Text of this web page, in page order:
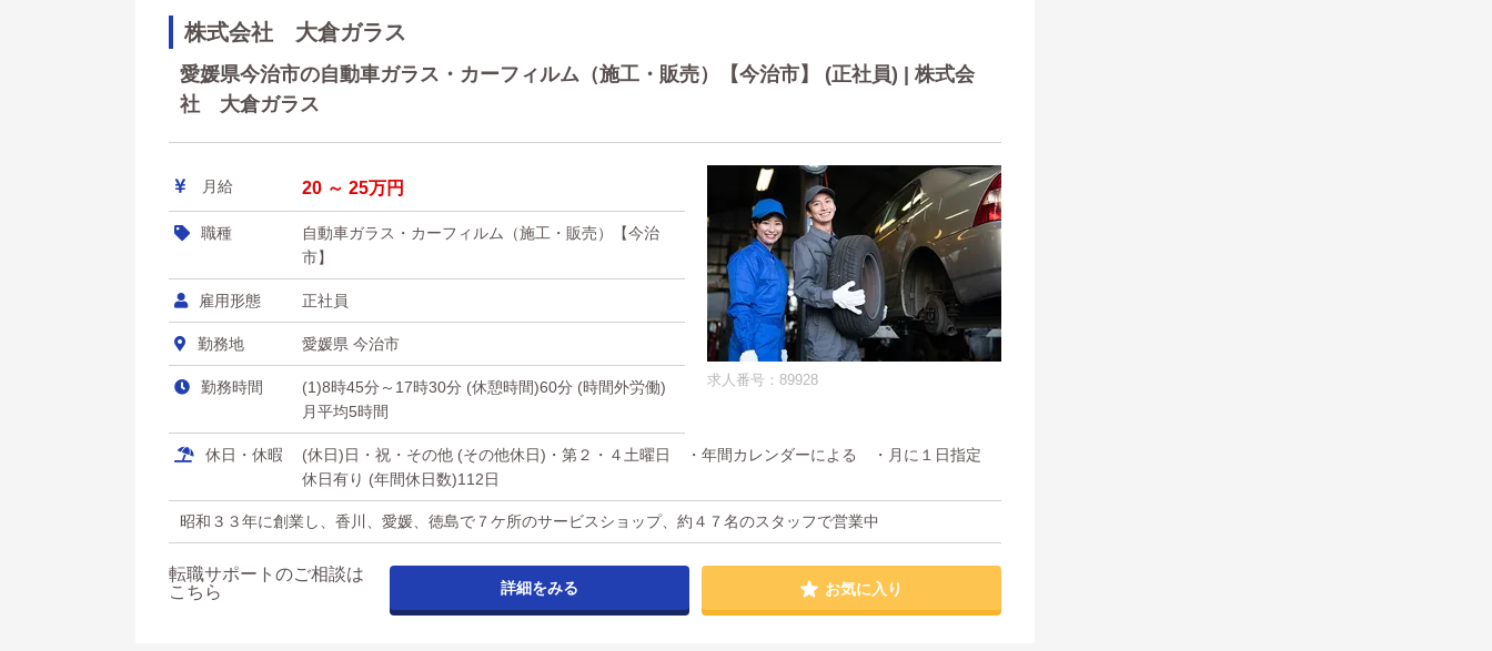
株式会社 大倉ガラス
愛媛県今治市の自動車ガラス・カーフィルム（施工・販売）【今治市】 (正社員) | 株式会
社 大倉ガラス
求人番号：89928
月給 20 ～ 25万円
職種
自動車ガラス・カーフィルム（施工・販売）【今治
市】
雇用形態 正社員
勤務地 愛媛県 今治市
勤務時間
(1)8時45分～17時30分 (休憩時間)60分 (時間外労働)
月平均5時間
休日・休暇
(休日)日・祝・その他 (その他休日)・第２・４土曜日 ・年間カレンダーによる ・月に１日指定
休日有り (年間休日数)112日
昭和３３年に創業し、香川、愛媛、徳島で７ケ所のサービスショップ、約４７名のスタッフで営業中
転職サポートのご相談は
こちら
詳細をみる お気に入り